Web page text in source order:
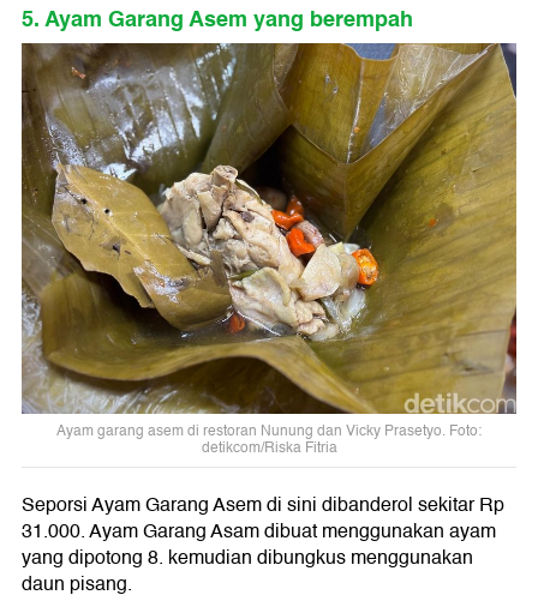
5. Ayam Garang Asem yang berempah
Ayam garang asem di restoran Nunung dan Vicky Prasetyo. Foto:
detikcom/Riska Fitria
Seporsi Ayam Garang Asem di sini dibanderol sekitar Rp
31.000. Ayam Garang Asam dibuat menggunakan ayam
yang dipotong 8. kemudian dibungkus menggunakan
daun pisang.